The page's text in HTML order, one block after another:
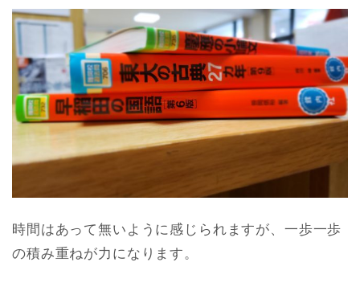
時間はあって無いように感じられますが、一歩一歩
の積み重ねが力になります。